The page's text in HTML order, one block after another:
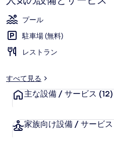
ン
リ
ゾ
ト,
プール
駐車場 (無料)
レストラン
すべて見る
主な設備 / サービス (12)
家族向け設備 / サービス